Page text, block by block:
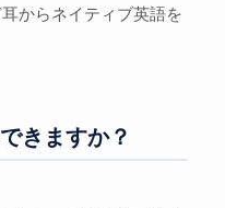
からネイティブ英語を
きますか？